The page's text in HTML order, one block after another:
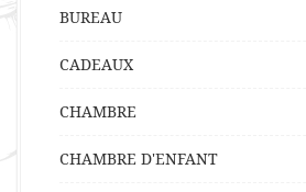
BUREAU
CADEAUX
CHAMBRE
CHAMBRE D'ENFANT